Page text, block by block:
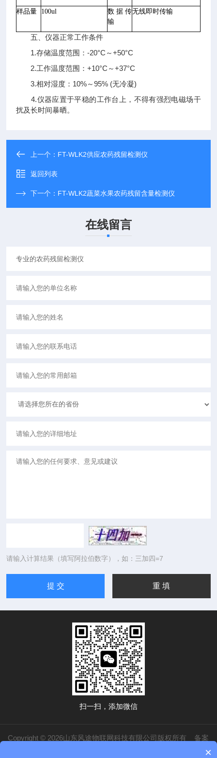
样品量 100ul
数据传
输
无线即时传输
五、仪器正常工作条件
1.存储温度范围：-20°C～+50°C
2.工作温度范围：+10°C～+37°C
3.相对湿度：10%～95% (无冷凝)
4.仪器应置于平稳的工作台上，不得有强烈电磁场干
扰及长时间暴晒。
上一个： FT-WLK2供应农药残留检测仪
返回列表
下一个： FT-WLK2蔬菜水果农药残留含量检测仪
在线留言
请输入计算结果（填写阿拉伯数字），如：三加四=7
扫一扫，添加微信
Copyright © 2026山东风途物联网科技有限公司版权所有 备案
×